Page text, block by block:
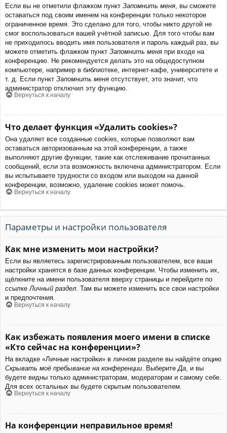
Если вы не отметили флажком пункт Запомнить меня , вы сможете
оставаться под своим именем на конференции только некоторое
ограниченное время. Это сделано для того, чтобы никто другой не
смог воспользоваться вашей учётной записью. Для того чтобы вам
не приходилось вводить имя пользователя и пароль каждый раз, вы
можете отметить флажком пункт Запомнить меня при входе на
конференцию. Не рекомендуется делать это на общедоступном
компьютере, например в библиотеке, интернет-кафе, университете и
т. д. Если пункт Запомнить меня отсутствует, это значит, что
администратор отключил эту функцию.
Вернуться к началу
Что делает функция «Удалить cookies»?
Она удаляет все созданные cookies, которые позволяют вам
оставаться авторизованным на этой конференции, а также
выполняют другие функции, такие как отслеживание прочитанных
сообщений, если эта возможность включена администратором. Если
вы испытываете трудности со входом или выходом на данной
конференции, возможно, удаление cookies может помочь.
Вернуться к началу
Параметры и настройки пользователя
Как мне изменить мои настройки?
Если вы являетесь зарегистрированным пользователем, все ваши
настройки хранятся в базе данных конференции. Чтобы изменить их,
щёлкните на имени пользователя вверху страницы и перейдите по
ссылкеЛичный раздел. Там вы можете изменить все свои настройки
и предпочтения.
Вернуться к началу
Как избежать появления моего имени в списке
«Кто сейчас на конференции»?
На вкладке «Личные настройки» в личном разделе вы найдёте опцию
Скрывать моё пребывание на конференции . Выберите Да , и вы
будете видны только администраторам, модераторам и самому себе.
Для всех остальных вы будете скрытым пользователем.
Вернуться к началу
На конференции неправильное время!